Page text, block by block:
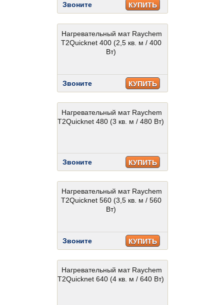
Звоните КУПИТЬ
Нагревательный мат Raychem
T2Quicknet 400 (2,5 кв. м / 400
Вт)
Звоните КУПИТЬ
Нагревательный мат Raychem
T2Quicknet 480 (3 кв. м / 480 Вт)
Звоните КУПИТЬ
Нагревательный мат Raychem
T2Quicknet 560 (3,5 кв. м / 560
Вт)
Звоните КУПИТЬ
Нагревательный мат Raychem
T2Quicknet 640 (4 кв. м / 640 Вт)